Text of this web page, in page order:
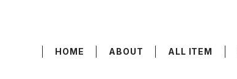
HOME ABOUT ALL ITEM